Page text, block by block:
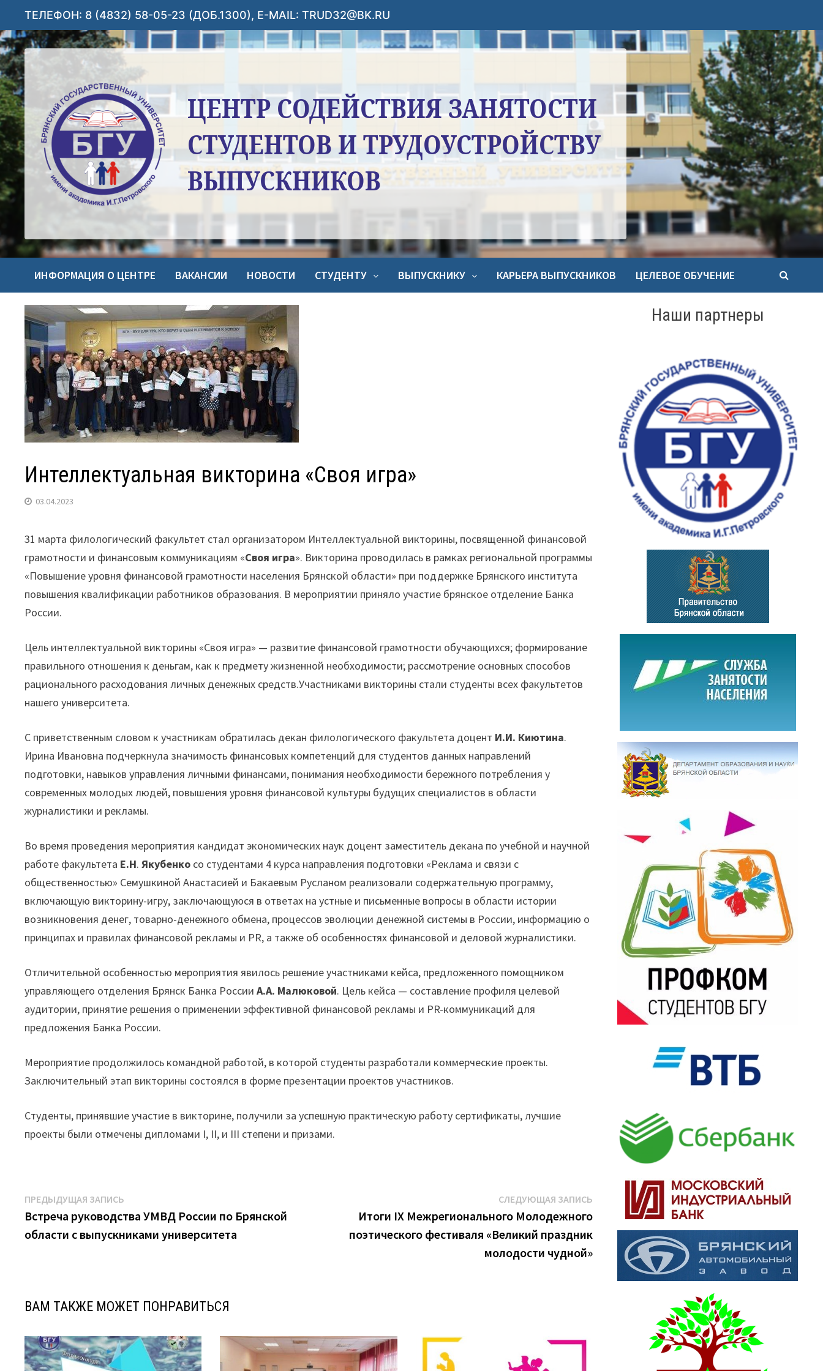
Перейти
содержимому
ТЕЛЕФОН: 8 (4832) 58-05-23 (ДОБ.1300), E-MAIL: TRUD32@BK.RU
ИНФОРМАЦИЯ О ЦЕНТРЕ ВАКАНСИИ НОВОСТИ СТУДЕНТУ ВЫПУСКНИКУ КАРЬЕРА ВЫПУСКНИКОВ ЦЕЛЕВОЕ ОБУЧЕНИЕ
Интеллектуальная викторина «Своя игра»
03.04.2023
31 марта филологический факультет стал организатором Интеллектуальной викторины, посвященной финансовой
грамотности и финансовым коммуникациям «Своя игра». Викторина проводилась в рамках региональной программы
«Повышение уровня финансовой грамотности населения Брянской области» при поддержке Брянского института
повышения квалификации работников образования. В мероприятии приняло участие брянское отделение Банка
России.
Цель интеллектуальной викторины «Своя игра» — развитие финансовой грамотности обучающихся; формирование
правильного отношения к деньгам, как к предмету жизненной необходимости; рассмотрение основных способов
рационального расходования личных денежных средств.Участниками викторины стали студенты всех факультетов
нашего университета.
С приветственным словом к участникам обратилась декан филологического факультета доцент И.И. Киютина.
Ирина Ивановна подчеркнула значимость финансовых компетенций для студентов данных направлений
подготовки, навыков управления личными финансами, понимания необходимости бережного потребления у
современных молодых людей, повышения уровня финансовой культуры будущих специалистов в области
журналистики и рекламы.
Во время проведения мероприятия кандидат экономических наук доцент заместитель декана по учебной и научной
работе факультета Е.Н.Якубенко со студентами 4 курса направления подготовки «Реклама и связи с
общественностью» Семушкиной Анастасией и Бакаевым Русланом реализовали содержательную программу,
включающую викторину-игру, заключающуюся в ответах на устные и письменные вопросы в области истории
возникновения денег, товарно-денежного обмена, процессов эволюции денежной системы в России, информацию о
принципах и правилах финансовой рекламы и PR, а также об особенностях финансовой и деловой журналистики.
Отличительной особенностью мероприятия явилось решение участниками кейса, предложенного помощником
управляющего отделения Брянск Банка РоссииА.А. Малюковой. Цель кейса — составление профиля целевой
аудитории, принятие решения о применении эффективной финансовой рекламы и PR-коммуникаций для
предложения Банка России.
Мероприятие продолжилось командной работой, в которой студенты разработали коммерческие проекты.
Заключительный этап викторины состоялся в форме презентации проектов участников.
Студенты, принявшие участие в викторине, получили за успешную практическую работу сертификаты, лучшие
проекты были отмечены дипломами I, II, и III степени и призами.
Навигация
по
ПРЕДЫДУЩАЯ ЗАПИСЬ
запись:
Встреча руководства УМВД России по Брянской
области с выпускниками университета
СЛЕДУЮЩАЯ ЗАПИСЬСледующая
запись:
Итоги IX Межрегионального Молодежного
поэтического фестиваля «Великий праздник
молодости чудной»
ВАМ ТАКЖЕ МОЖЕТ ПОНРАВИТЬСЯ
Наши партнеры